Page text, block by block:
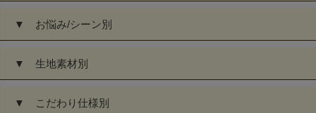
▼ お悩み/シーン別
▼ 生地素材別
▼ こだわり仕様別